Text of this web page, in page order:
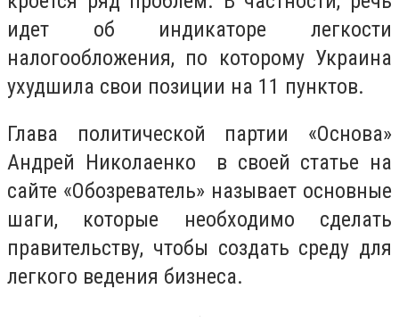
идет об индикаторе легкости
налогообложения, по которому Украина
ухудшила свои позиции на 11 пунктов.
Глава политической партии «Основа»
Андрей Николаенко в своей статье на
сайте «Обозреватель» называет основные
шаги, которые необходимо сделать
правительству, чтобы создать среду для
легкого ведения бизнеса.